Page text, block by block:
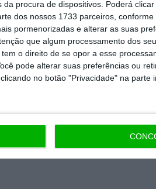
procura de dispositivos. Poderá
dos nossos 1733 parceiros, conforme
pormenorizadas e alterar as suas
que algum processamento dos
o direito de se opor a esse
pode alterar suas preferências ou
no botão "Privacidade" na parte